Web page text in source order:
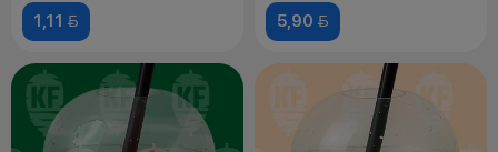
1,11  5,90 